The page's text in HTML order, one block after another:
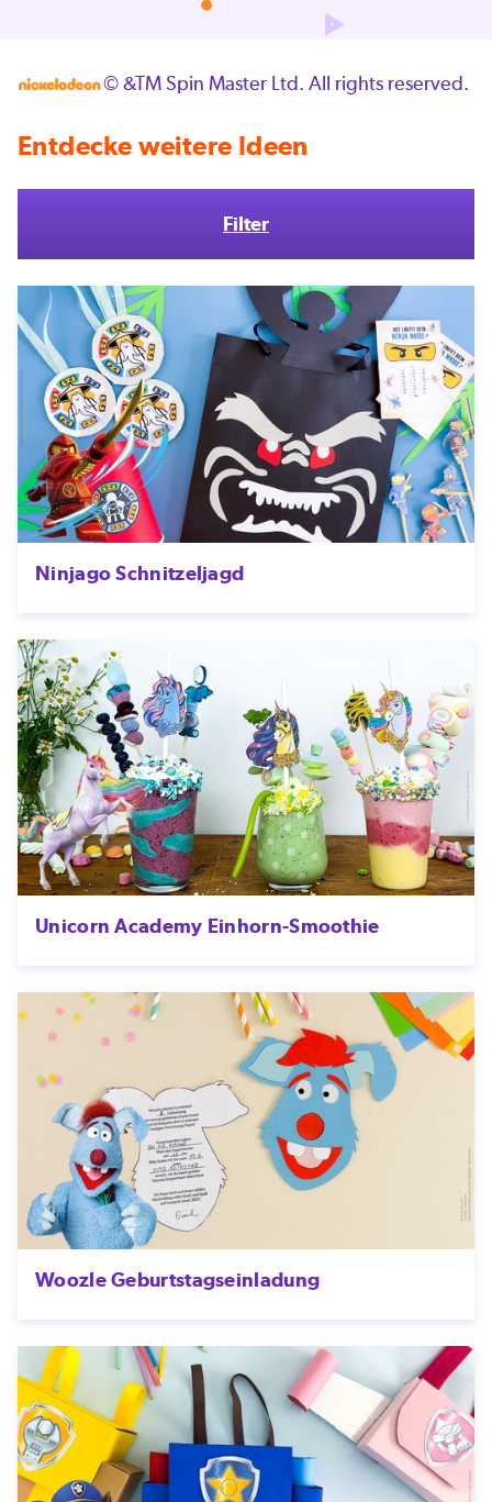
© &TM Spin Master Ltd. All rights reserved.
Entdecke weitere Ideen
Filter
Ninjago Schnitzeljagd
Unicorn Academy Einhorn-Smoothie
Woozle Geburtstagseinladung